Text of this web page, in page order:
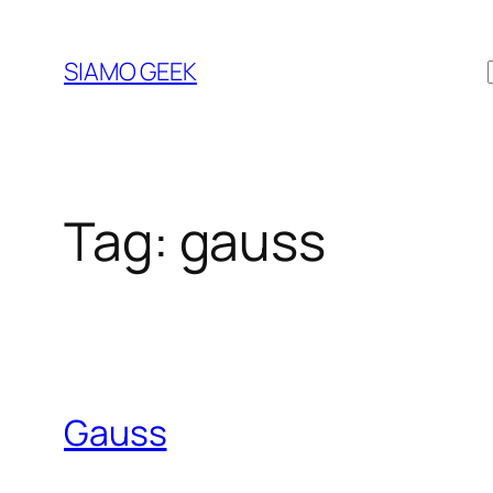
contenuto
SIAMO GEEK
Tag: gauss
Gauss